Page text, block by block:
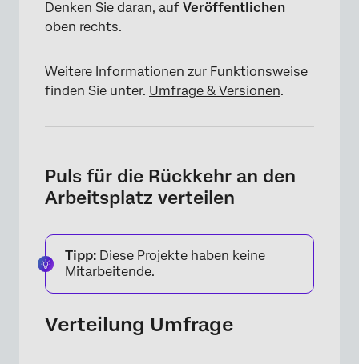
×
Denken Sie daran, auf Veröffentlichen
oben rechts.
Weitere Informationen zur Funktionsweise
finden Sie unter. Umfrage & Versionen.
Puls für die Rückkehr an den
Arbeitsplatz verteilen
Tipp: Diese Projekte haben keine
Mitarbeitende.
Verteilung Umfrage